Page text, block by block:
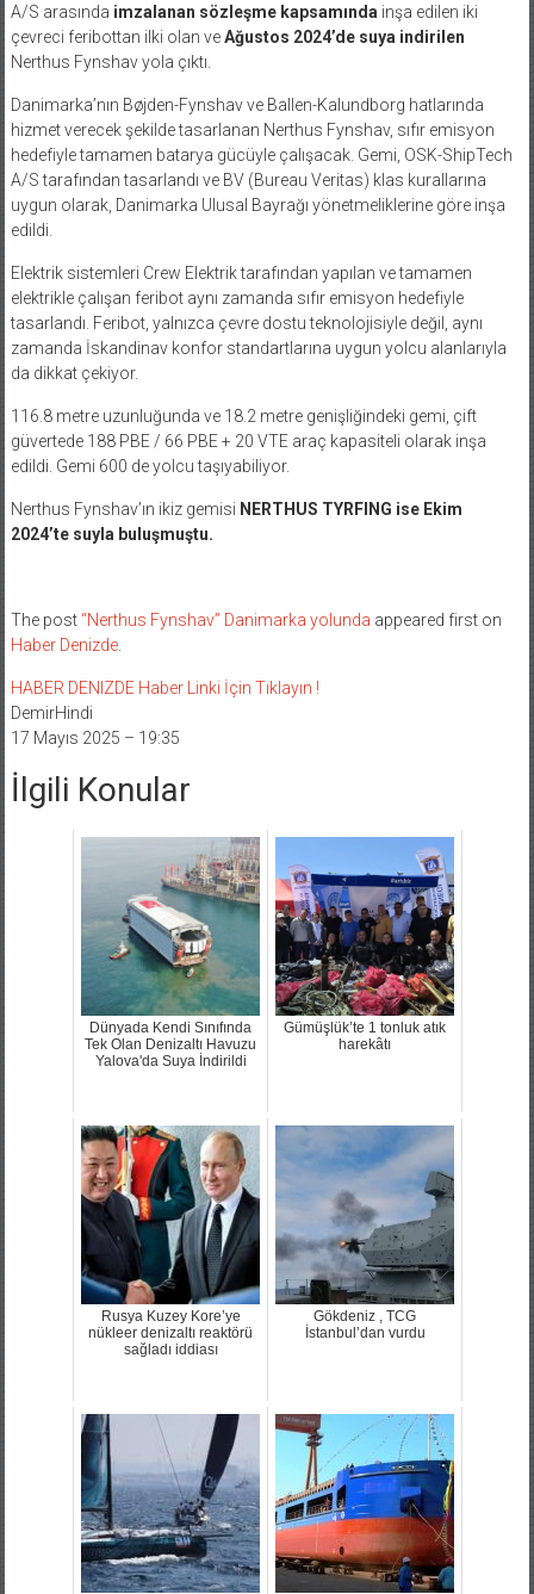
A/S arasında imzalanan sözleşme kapsamında inşa edilen iki
çevreci feribottan ilki olan veAğustos 2024’de suya indirilen
Nerthus Fynshav yola çıktı.
Danimarka’nın Bøjden-Fynshav ve Ballen-Kalundborg hatlarında
hizmet verecek şekilde tasarlanan Nerthus Fynshav, sıfır emisyon
hedefiyle tamamen batarya gücüyle çalışacak. Gemi, OSK-ShipTech
A/S tarafından tasarlandı ve BV (Bureau Veritas) klas kurallarına
uygun olarak, Danimarka Ulusal Bayrağı yönetmeliklerine göre inşa
edildi.
Elektrik sistemleri Crew Elektrik tarafından yapılan ve tamamen
elektrikle çalışan feribot aynı zamanda sıfır emisyon hedefiyle
tasarlandı. Feribot, yalnızca çevre dostu teknolojisiyle değil, aynı
zamanda İskandinav konfor standartlarına uygun yolcu alanlarıyla
da dikkat çekiyor.
116.8 metre uzunluğunda ve 18.2 metre genişliğindeki gemi, çift
güvertede 188 PBE / 66 PBE + 20 VTE araç kapasiteli olarak inşa
edildi. Gemi 600 de yolcu taşıyabiliyor.
Nerthus Fynshav’ın ikiz gemisi NERTHUS TYRFING ise Ekim
2024’te suyla buluşmuştu.
The post “Nerthus Fynshav” Danimarka yolunda appeared first on
Haber Denizde.
HABER DENIZDE Haber Linki İçin Tıklayın !
DemirHindi
17 Mayıs 2025 – 19:35
İlgili Konular
Dünyada Kendi Sınıfında
Tek Olan Denizaltı Havuzu
Yalova'da Suya İndirildi
Gümüşlük’te 1 tonluk atık
harekâtı
Rusya Kuzey Kore’ye
nükleer denizaltı reaktörü
sağladı iddiası
Gökdeniz , TCG
İstanbul’dan vurdu